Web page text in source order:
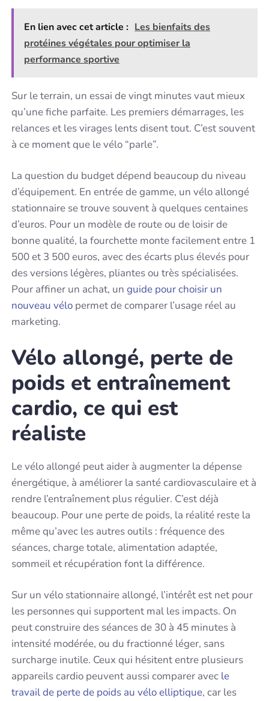
En lien avec cet article : Les bienfaits des
protéines végétales pour optimiser la
performance sportive
Sur le terrain, un essai de vingt minutes vaut mieux
qu’une fiche parfaite. Les premiers démarrages, les
relances et les virages lents disent tout. C’est souvent
à ce moment que le vélo “parle”.
La question du budget dépend beaucoup du niveau
d’équipement. En entrée de gamme, un vélo allongé
stationnaire se trouve souvent à quelques centaines
d’euros. Pour un modèle de route ou de loisir de
bonne qualité, la fourchette monte facilement entre 1
500 et 3 500 euros, avec des écarts plus élevés pour
des versions légères, pliantes ou très spécialisées.
Pour affiner un achat, unguide pour choisir un
nouveau vélo permet de comparer l’usage réel au
marketing.
Vélo allongé, perte de
poids et entraînement
cardio, ce qui est
réaliste
Le vélo allongé peut aider à augmenter la dépense
énergétique, à améliorer la santé cardiovasculaire et à
rendre l’entraînement plus régulier. C’est déjà
beaucoup. Pour une perte de poids, la réalité reste la
même qu’avec les autres outils : fréquence des
séances, charge totale, alimentation adaptée,
sommeil et récupération font la différence.
Sur un vélo stationnaire allongé, l’intérêt est net pour
les personnes qui supportent mal les impacts. On
peut construire des séances de 30 à 45 minutes à
intensité modérée, ou du fractionné léger, sans
surcharge inutile. Ceux qui hésitent entre plusieurs
appareils cardio peuvent aussi comparer avec le
travail de perte de poids au vélo elliptique, car les